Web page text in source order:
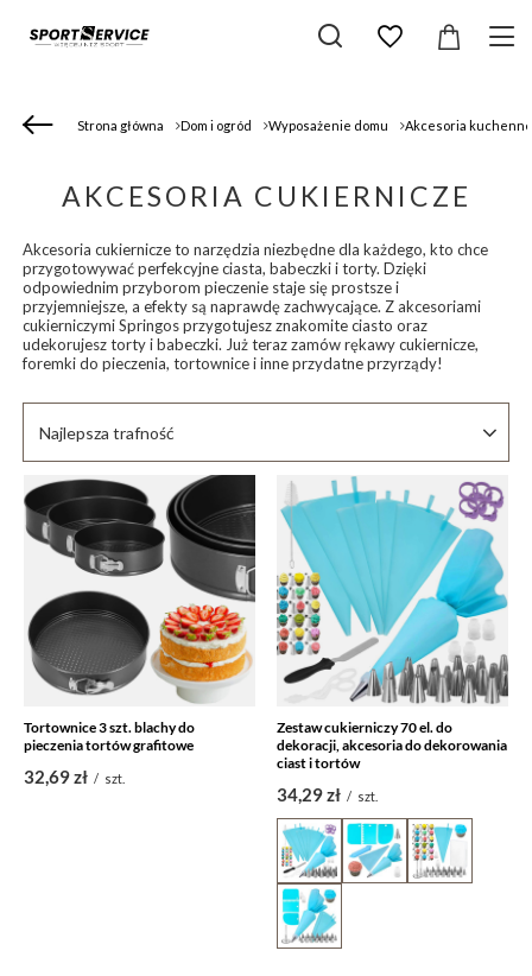
Strona główna Dom i ogród Wyposażenie domu Akcesoria
AKCESORIA CUKIERNICZE
Akcesoria cukiernicze to narzędzia niezbędne dla każdego, kto chce
przygotowywać perfekcyjne ciasta, babeczki i torty. Dzięki
odpowiednim przyborom pieczenie staje się prostsze i
przyjemniejsze, a efekty są naprawdę zachwycające. Z akcesoriami
cukierniczymi Springos przygotujesz znakomite ciasto oraz
udekorujesz torty i babeczki. Już teraz zamów rękawy cukiernicze,
foremki do pieczenia, tortownice i inne przydatne przyrządy!
Zmień sortowanie
Najlepsza trafność
Tortownice 3 szt. blachy do
pieczenia tortów grafitowe
32,69 zł / szt.
Zestaw cukierniczy 70 el. do
dekoracji, akcesoria do dekorowania
ciast i tortów
34,29 zł / szt.